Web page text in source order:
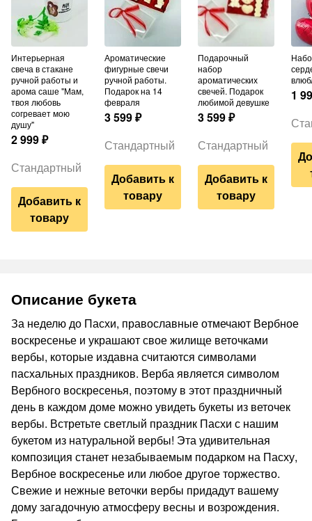
Интерьерная
свеча в стакане
ручной работы и
арома саше "Мам,
твоя любовь
согревает мою
душу"
2 999₽
Стандартный
Добавить к
товару
Ароматические
фигурные свечи
ручной работы.
Подарок на 14
февраля
3 599₽
Стандартный
Добавить к
товару
Подарочный
набор
ароматических
свечей. Подарок
любимой девушке
3 599₽
Стандартный
Добавить к
товару
Набор шаров из 3
1
Описание букета
За неделю до Пасхи, православные отмечают Вербное
воскресенье и украшают свое жилище веточками
вербы, которые издавна считаются символами
пасхальных праздников. Верба является символом
Вербного воскресенья, поэтому в этот праздничный
день в каждом доме можно увидеть букеты из веточек
вербы. Встретьте светлый праздник Пасхи с нашим
букетом из натуральной вербы! Эта удивительная
композиция станет незабываемым подарком на Пасху,
Вербное воскресенье или любое другое торжество.
Свежие и нежные веточки вербы придадут вашему
дому загадочную атмосферу весны и возрождения.